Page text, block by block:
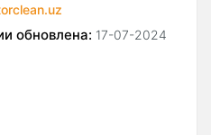
обновлена: 17-07-2024